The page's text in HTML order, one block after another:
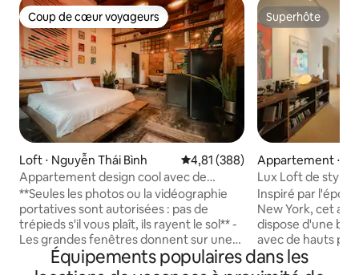
Coup de cœur voyageurs
Coup de cœur voyageurs
Loft ⋅ Nguyễn Thái Bình Évaluation moyenne sur la
4,81 (388)
Appartement design cool avec de
superbes détails rétro
**Seules les photos ou la vidéographie
portatives sont autorisées : pas de
trépieds s'il vous plaît, ils rayent le sol** -
Les grandes fenêtres donnent sur une
rue bordée d'arbres tamarin et sur
l'architecture de l'époque coloniale
Superhôte
Superhôte
Appartement ⋅
Lux Loft de style
Nguyen Hue par
Inspiré par
New York, cet
dispose d'une
avec de hauts
meubles
d'œuvres d'art
Équipements populaires dans les